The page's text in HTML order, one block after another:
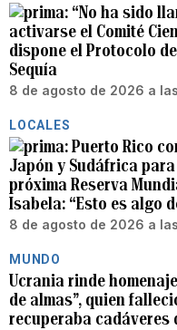
“No ha sido
activarse el Comité
dispone el Protocolo
Sequía
8 de agosto de 2026 a las
LOCALES
Puerto Rico
Japón y Sudáfrica
próxima Reserva
Isabela: “Esto es algo
8 de agosto de 2026 a las
MUNDO
Ucrania rinde
de almas”, quien
recuperaba cadáveres